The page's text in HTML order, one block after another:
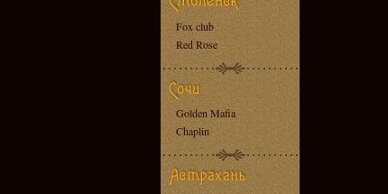
Fox club
Red Rose
Golden Mafia
Chaplin